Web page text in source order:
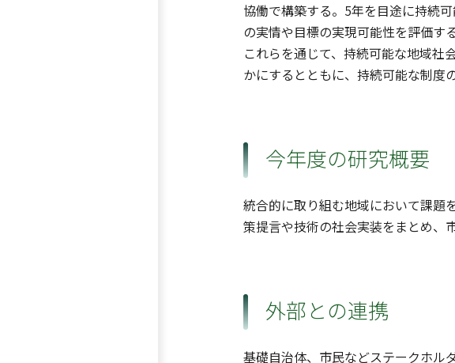
協働で構築する。5年を目途に持続
の実情や目標の実現可能性を評価する
これらを通じて、持続可能な地域社
かにするとともに、持続可能な制度
今年度の研究概要
統合的に取り組む地域において課題
策提言や技術の社会実装をまとめ、
外部との連携
基礎自治体、市民などステークホル